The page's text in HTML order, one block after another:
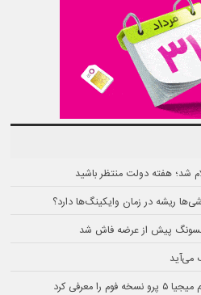
ریشه در زمان وایکینگ‌ها دارد؟
می‌آید
معرفی کرد